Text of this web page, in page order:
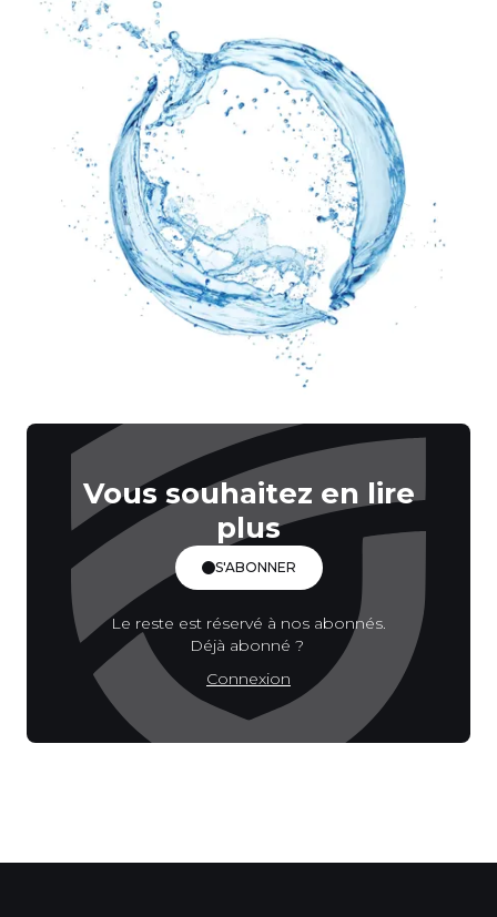
Vous souhaitez en lire
plus
S'ABONNER
Le reste est réservé à nos abonnés.
Déjà abonné ?
Connexion